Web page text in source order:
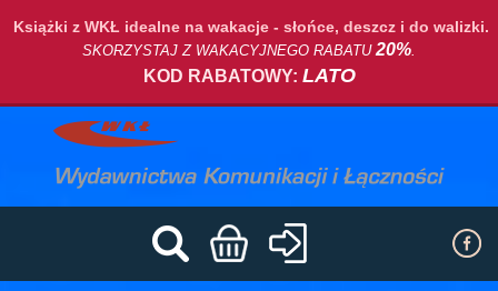
Książki z WKŁ idealne na wakacje - słońce, deszcz i do walizki.
SKORZYSTAJ Z WAKACYJNEGO RABATU20%.
KOD RABATOWY: LATO